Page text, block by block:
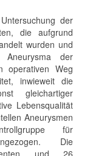
der
die aufgrund
wurden und
der
operativen Weg
inwieweit die
gleichartiger
Lebensqualität
Aneurysmen
für
Die
und 26